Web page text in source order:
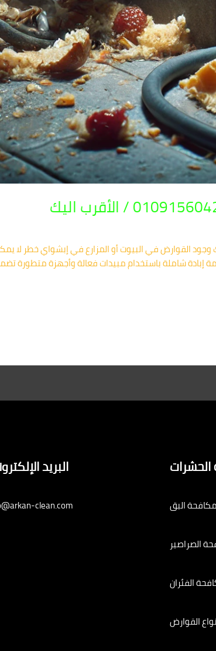
في إبشواي 01091560420 / الأقرب إليك وجود القوارض في البيوت أو المزارع في
شاملة باستخدام مبيدات فعالة وأجهزة متطورة
مكافحة البق
الصراصير
الفئران
القوارض
البريد
clean.com